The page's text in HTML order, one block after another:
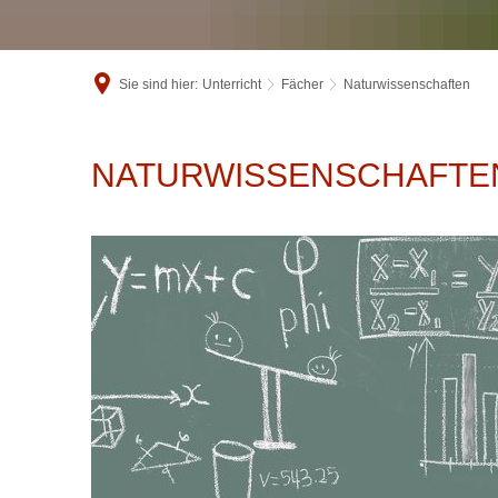
Sie sind hier: Unterricht Fächer Naturwissenschaften
Naturwissenschaften